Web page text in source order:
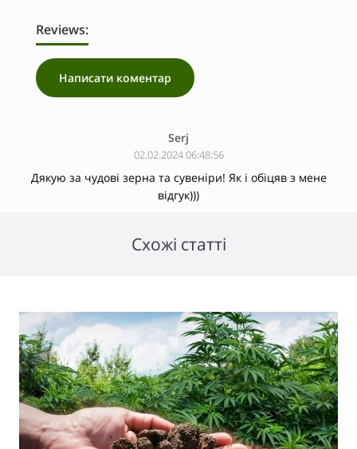
Reviews:
Написати коментар
Serj
02.02.2024 06:48:56
Дякую за чудові зерна та сувеніри! Як і обіцяв з мене
відгук)))
Схожі статті